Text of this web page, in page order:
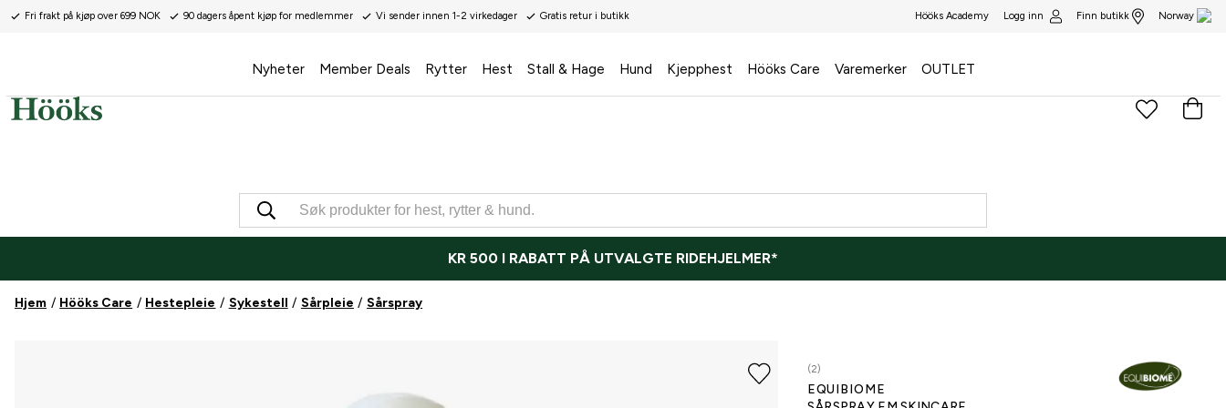
Fri frakt på kjøp over 699 NOK 90 dagers åpent kjøp for medlemmer Vi sender innen 1-2 virkedager Gratis retur i butikk Hööks Academy Logg inn Finn butikk Norway
Nyheter Member Deals Rytter Hest Stall & Hage Hund Kjepphest Hööks Care Varemerker OUTLET
KR 500 I RABATT PÅ UTVALGTE RIDEHJELMER*
Hjem Hööks Care Hestepleie Sykestell Sårpleie Sårspray
(2)
EQUIBIOME